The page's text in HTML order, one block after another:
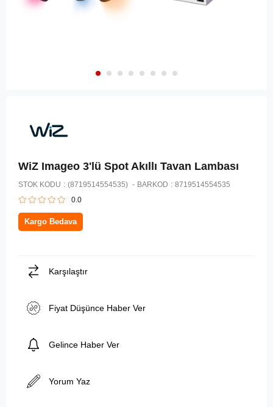
WiZ Imageo 3'lü Spot Akıllı Tavan Lambası
STOK KODU (8719514554535) BARKOD : 8719514554535
0.0
Kargo Bedava
Karşılaştır
Fiyat Düşünce Haber Ver
Gelince Haber Ver
Yorum Yaz